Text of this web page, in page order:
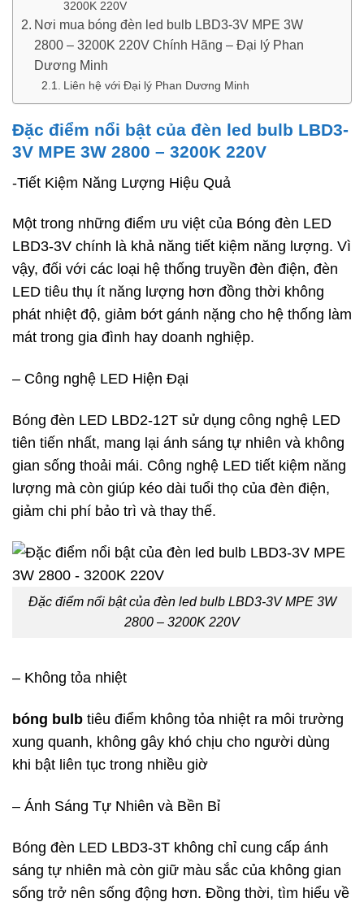
3200K 220V
Nơi mua bóng đèn led bulb LBD3-3V MPE 3W
2800 – 3200K 220V Chính Hãng – Đại lý Phan
Dương Minh
Liên hệ với Đại lý Phan Dương Minh
Đặc điểm nổi bật của đèn led bulb LBD3-
3V MPE 3W 2800 – 3200K 220V
-Tiết Kiệm Năng Lượng Hiệu Quả
Một trong những điểm ưu việt của Bóng đèn LED
LBD3-3V chính là khả năng tiết kiệm năng lượng. Vì
vậy, đối với các loại hệ thống truyền đèn điện, đèn
LED tiêu thụ ít năng lượng hơn đồng thời không
phát nhiệt độ, giảm bớt gánh nặng cho hệ thống làm
mát trong gia đình hay doanh nghiệp.
– Công nghệ LED Hiện Đại
Bóng đèn LED LBD2-12T sử dụng công nghệ LED
tiên tiến nhất, mang lại ánh sáng tự nhiên và không
gian sống thoải mái. Công nghệ LED tiết kiệm năng
lượng mà còn giúp kéo dài tuổi thọ của đèn điện,
giảm chi phí bảo trì và thay thế.
Đặc điểm nổi bật của đèn led bulb LBD3-3V MPE 3W
2800 – 3200K 220V
– Không tỏa nhiệt
bóng bulb tiêu điểm không tỏa nhiệt ra môi trường
xung quanh, không gây khó chịu cho người dùng
khi bật liên tục trong nhiều giờ
– Ánh Sáng Tự Nhiên và Bền Bỉ
Bóng đèn LED LBD3-3T không chỉ cung cấp ánh
sáng tự nhiên mà còn giữ màu sắc của không gian
sống trở nên sống động hơn. Đồng thời, tìm hiểu về